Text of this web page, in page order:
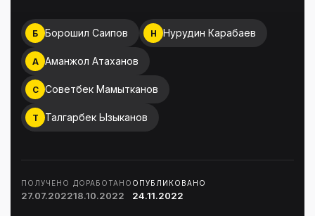
Б Борошил Саипов Н Нурудин Карабаев
А Аманжол Атаханов
С Советбек Мамытканов
Т Талгарбек Ызыканов
ПОЛУЧЕНО
27.07.2022
ДОРАБОТАНО
18.10.2022
ОПУБЛИКОВАНО
24.11.2022